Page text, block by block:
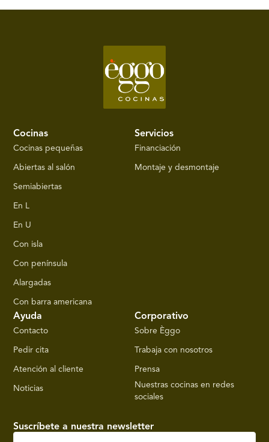
Cocinas
Cocinas pequeñas
Abiertas al salón
Semiabiertas
En L
En U
Con isla
Con península
Alargadas
Con barra americana
Servicios
Financiación
Montaje y desmontaje
Ayuda
Contacto
Pedir cita
Atención al cliente
Noticias
Corporativo
Sobre Èggo
Trabaja con nosotros
Prensa
Nuestras cocinas en redes
sociales
Suscríbete a nuestra newsletter